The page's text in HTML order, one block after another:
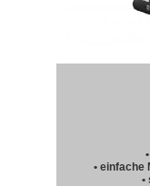
• einfache